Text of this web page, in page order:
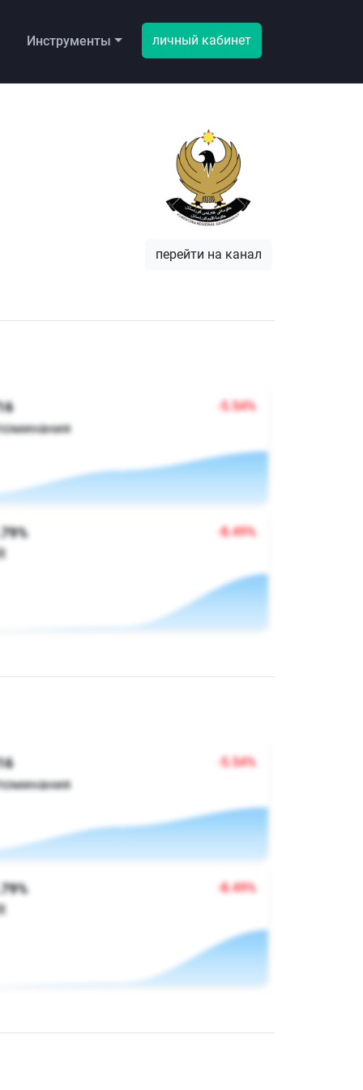
Инструменты личный кабинет
перейти на канал